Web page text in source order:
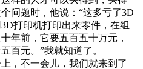
问题时，他说：“这多亏了3D
打印机打印出来零件，在组
年前，它要五百五十万元，
百元。”我就知道了。
，不一会儿，我们就来到了